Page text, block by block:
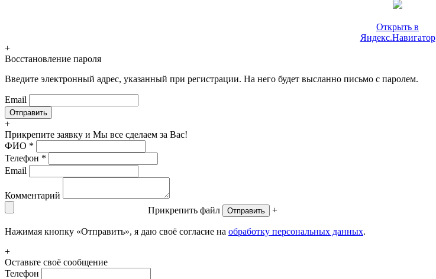
Открыть в
Яндекс.Навигатор
+
Восстановление пароля
Введите электронный адрес, указанный при регистрации. На него будет высланно письмо с паролем.
Email
+
Прикрепите заявку и Мы все сделаем за Вас!
ФИО *
Телефон *
Email
Комментарий
Прикрепить файл
Отправить +
Нажимая кнопку «Отправить», я даю своё согласие на обработку персональных данных.
+
Оставьте своё сообщение
Телефон